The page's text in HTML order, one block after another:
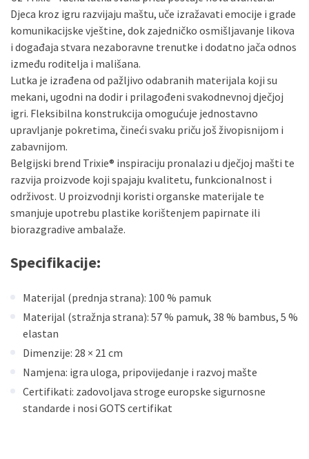
Djeca kroz igru razvijaju maštu, uče izražavati emocije i grade
komunikacijske vještine, dok zajedničko osmišljavanje likova
i događaja stvara nezaboravne trenutke i dodatno jača odnos
između roditelja i mališana.
Lutka je izrađena od pažljivo odabranih materijala koji su
mekani, ugodni na dodir i prilagođeni svakodnevnoj dječjoj
igri. Fleksibilna konstrukcija omogućuje jednostavno
upravljanje pokretima, čineći svaku priču još živopisnijom i
zabavnijom.
Belgijski brend Trixie® inspiraciju pronalazi u dječjoj mašti te
razvija proizvode koji spajaju kvalitetu, funkcionalnost i
održivost. U proizvodnji koristi organske materijale te
smanjuje upotrebu plastike korištenjem papirnate ili
biorazgradive ambalaže.
Specifikacije:
Materijal (prednja strana): 100 % pamuk
Materijal (stražnja strana): 57 % pamuk, 38 % bambus, 5 %
elastan
Dimenzije: 28 × 21 cm
Namjena: igra uloga, pripovijedanje i razvoj mašte
Certifikati: zadovoljava stroge europske sigurnosne
standarde i nosi GOTS certifikat